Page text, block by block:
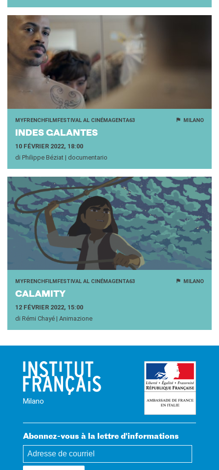
MYFRENCHFILMFESTIVAL AL CINÉMAGENTA63 MILANO
INDES GA­LANTES
10 FÉVRIER 2022, 18:00
di Philippe Béziat | documentario
MYFRENCHFILMFESTIVAL AL CINÉMAGENTA63 MILANO
CA­LA­MI­TY
12 FÉVRIER 2022, 15:00
di Rémi Chayé | Animazione
Milano
Abonnez-vous à la lettre d'informations